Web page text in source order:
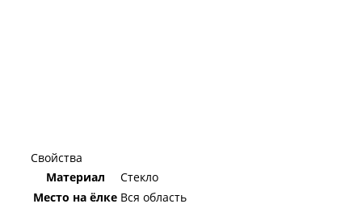
Свойства
Материал
Стекло
Место на ёлке Вся область